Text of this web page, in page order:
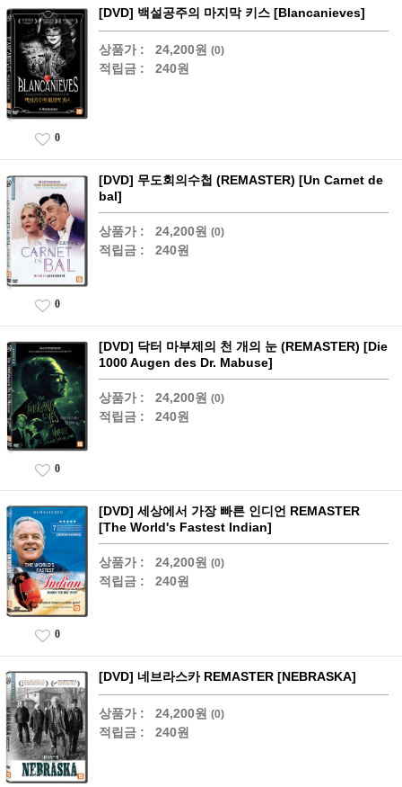
[DVD] 백설공주의 마지막 키스 [Blancanieves]
상품가 : 24,200원 (0)
적립금 : 240원
0
[DVD] 무도회의수첩 (REMASTER) [Un Carnet de
bal]
상품가 : 24,200원 (0)
적립금 : 240원
0
[DVD] 닥터 마부제의 천 개의 눈 (REMASTER) [Die
1000 Augen des Dr. Mabuse]
상품가 : 24,200원 (0)
적립금 : 240원
0
[DVD] 세상에서 가장 빠른 인디언 REMASTER
[The World's Fastest Indian]
상품가 : 24,200원 (0)
적립금 : 240원
0
[DVD] 네브라스카 REMASTER [NEBRASKA]
상품가 : 24,200원 (0)
적립금 : 240원